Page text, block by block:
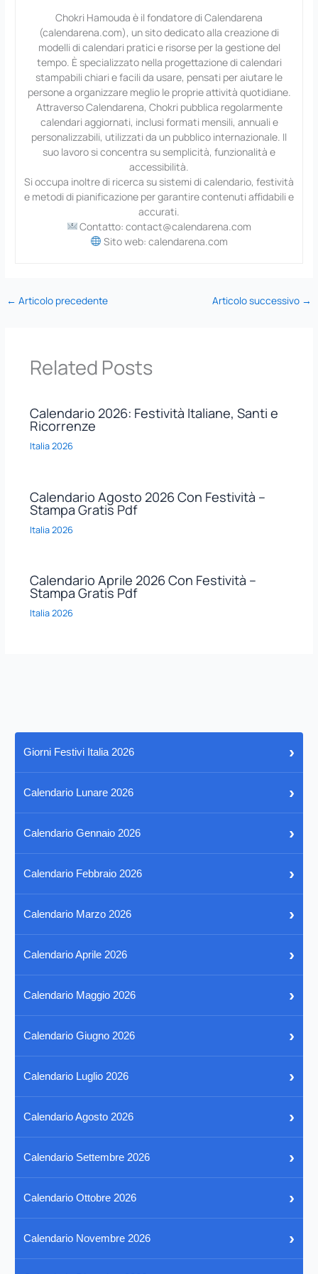
Chokri Hamouda è il fondatore di Calendarena
(calendarena.com), un sito dedicato alla creazione di
modelli di calendari pratici e risorse per la gestione del
tempo. È specializzato nella progettazione di calendari
stampabili chiari e facili da usare, pensati per aiutare le
persone a organizzare meglio le proprie attività quotidiane.
Attraverso Calendarena, Chokri pubblica regolarmente
calendari aggiornati, inclusi formati mensili, annuali e
personalizzabili, utilizzati da un pubblico internazionale. Il
suo lavoro si concentra su semplicità, funzionalità e
accessibilità.
Si occupa inoltre di ricerca su sistemi di calendario, festività
e metodi di pianificazione per garantire contenuti affidabili e
accurati.
Contatto: contact@calendarena.com
Sito web: calendarena.com
← Articolo precedente Articolo successivo →
Related Posts
Calendario 2026: Festività Italiane, Santi e
Ricorrenze
Italia 2026
Calendario Agosto 2026 Con Festività –
Stampa Gratis Pdf
Italia 2026
Calendario Aprile 2026 Con Festività –
Stampa Gratis Pdf
Italia 2026
Giorni Festivi Italia 2026 ›
Calendario Lunare 2026 ›
Calendario Gennaio 2026 ›
Calendario Febbraio 2026 ›
Calendario Marzo 2026 ›
Calendario Aprile 2026 ›
Calendario Maggio 2026 ›
Calendario Giugno 2026 ›
Calendario Luglio 2026 ›
Calendario Agosto 2026 ›
Calendario Settembre 2026 ›
Calendario Ottobre 2026 ›
Calendario Novembre 2026 ›